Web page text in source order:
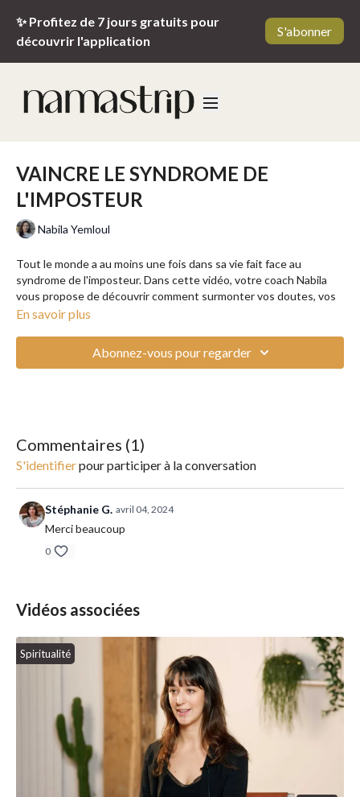
✨ Profitez de 7 jours gratuits pour
découvrir l'application
S'abonner
VAINCRE LE SYNDROME DE
L'IMPOSTEUR
Nabila Yemloul
Tout le monde a au moins une fois dans sa vie fait face au
syndrome de l'imposteur. Dans cette vidéo, votre coach Nabila
vous propose de découvrir comment surmonter vos doutes, vos
craintes et les pensées autodestructrices qui peuvent entraver
votre véritable potentiel !
Conseil : n'hésitez pas à prendre des notes.
En savoir plus
Abonnez-vous pour regarder
Commentaires (1)
S'identifierpour participer à la conversation
Stéphanie G. avril 04, 2024
Merci beaucoup
0
Vidéos associées
Spiritualité